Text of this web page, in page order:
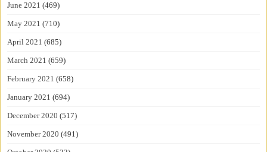
June 2021 (469)
May 2021 (710)
April 2021 (685)
March 2021 (659)
February 2021 (658)
January 2021 (694)
December 2020 (517)
November 2020 (491)